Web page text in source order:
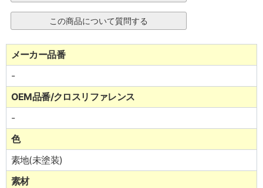
メーカー品番
-
OEM品番/クロスリファレンス
-
色
素地(未塗装)
素材